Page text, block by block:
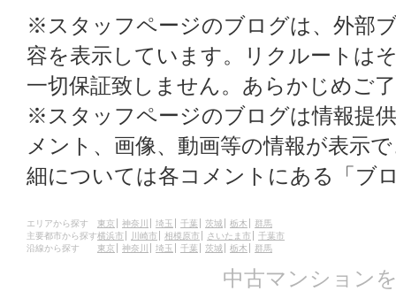
※スタッフページのブログは、外部
容を表示しています。リクルートは
一切保証致しません。あらかじめご
※スタッフページのブログは情報提
メント、画像、動画等の情報が表示
細については各コメントにある「ブ
エリアから探す 東京 神奈川 埼玉 千葉 茨城 栃木
群馬
主要都市から探す横浜市 川崎市 相模原市 さいたま市
千葉市
沿線から探す
東京 神奈川 埼玉 千葉 茨城 栃木 群馬
中古マンション